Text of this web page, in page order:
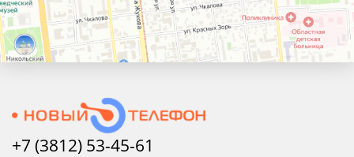
+7 (3812) 53-45-61